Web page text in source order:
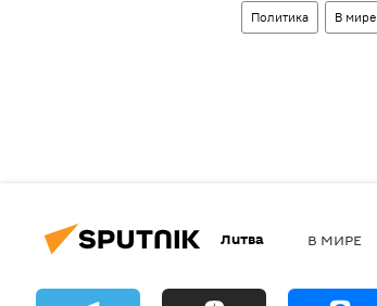
Политика В мире
Литва В МИРЕ